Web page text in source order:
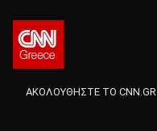
ΑΚΟΛΟΥΘΗΣΤΕ ΤΟ CNN.GR